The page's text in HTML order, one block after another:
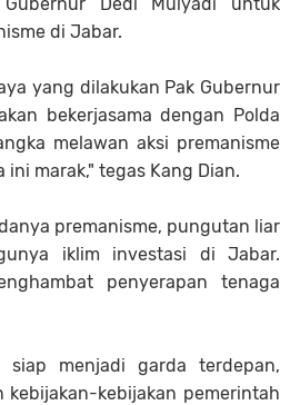
di Jabar.
yang dilakukan Pak Gubernur
bekerjasama dengan Polda
melawan aksi premanisme
marak," tegas Kang Dian.
premanisme, pungutan liar
iklim investasi di Jabar.
penyerapan tenaga
siap menjadi garda terdepan,
kebijakan-kebijakan pemerintah